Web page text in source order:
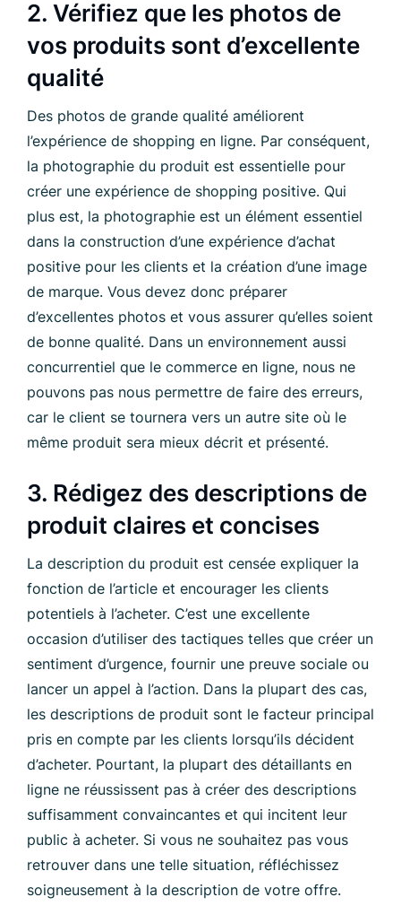
2. Vérifiez que les photos de
vos produits sont d’excellente
qualité
Des photos de grande qualité améliorent
l’expérience de shopping en ligne. Par conséquent,
la photographie du produit est essentielle pour
créer une expérience de shopping positive. Qui
plus est, la photographie est un élément essentiel
dans la construction d’une expérience d’achat
positive pour les clients et la création d’une image
de marque. Vous devez donc préparer
d’excellentes photos et vous assurer qu’elles soient
de bonne qualité. Dans un environnement aussi
concurrentiel que le commerce en ligne, nous ne
pouvons pas nous permettre de faire des erreurs,
car le client se tournera vers un autre site où le
même produit sera mieux décrit et présenté.
3. Rédigez des descriptions de
produit claires et concises
La description du produit est censée expliquer la
fonction de l’article et encourager les clients
potentiels à l’acheter. C’est une excellente
occasion d’utiliser des tactiques telles que créer un
sentiment d’urgence, fournir une preuve sociale ou
lancer un appel à l’action. Dans la plupart des cas,
les descriptions de produit sont le facteur principal
pris en compte par les clients lorsqu’ils décident
d’acheter. Pourtant, la plupart des détaillants en
ligne ne réussissent pas à créer des descriptions
suffisamment convaincantes et qui incitent leur
public à acheter. Si vous ne souhaitez pas vous
retrouver dans une telle situation, réfléchissez
soigneusement à la description de votre offre.